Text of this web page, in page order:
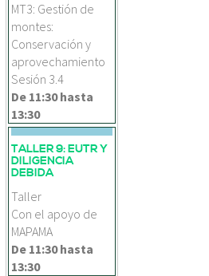
MT3: Gestión de
montes:
Conservación y
aprovechamiento
Sesión 3.4
De 11:30hasta
13:30
TALLER 9: EUTR Y
DILIGENCIA
DEBIDA
Taller
Con el apoyo de
MAPAMA
De 11:30hasta
13:30